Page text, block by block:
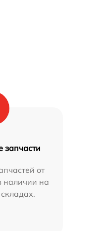
запчасти
от
наличии на